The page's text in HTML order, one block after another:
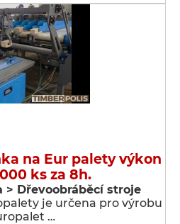
na Eur palety výkon
ks za 8h.
> Dřevoobráběcí stroje
je určena pro výrobu
…